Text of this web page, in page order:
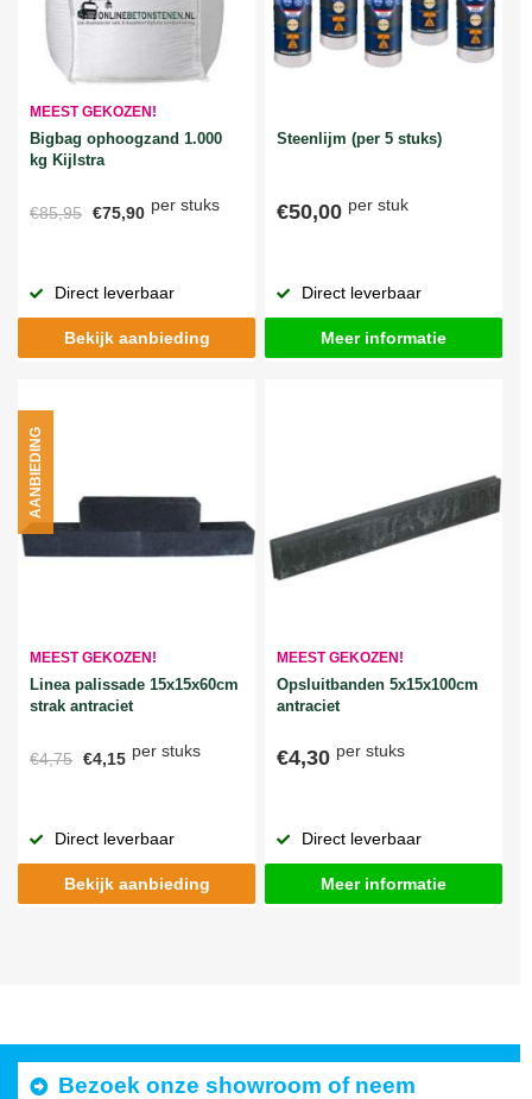
MEEST GEKOZEN!
Bigbag ophoogzand 1.000
kg Kijlstra
€85,95 €75,90 per stuks
Direct leverbaar
Bekijk aanbieding
Steenlijm (per 5 stuks)
€50,00 per stuk
Direct leverbaar
Meer informatie
MEEST GEKOZEN!
Linea palissade 15x15x60cm
strak antraciet
€4,75 €4,15 per stuks
AANBIEDING
Direct leverbaar
Bekijk aanbieding
MEEST GEKOZEN!
Opsluitbanden 5x15x100cm
antraciet
€4,30 per stuks
Direct leverbaar
Meer informatie
Bezoek onze showroom of neem